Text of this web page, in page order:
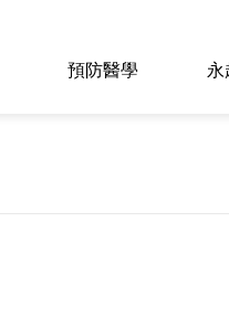
預防醫學 永